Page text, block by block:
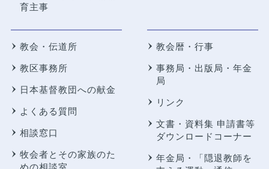
育主事
教会・伝道所
教区事務所
日本基督教団への献金
よくある質問
相談窓口
牧会者とその家族のた
めの相談室
教会暦・行事
事務局・出版局・年金
局
リンク
文書・資料集 申請書等
ダウンロードコーナー
年金局・
「隠退教師を